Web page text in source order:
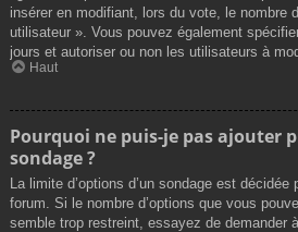
insérer en modifiant, lors du vote, le nombre
utilisateur ». Vous pouvez également
jours et autoriser ou non les utilisateurs à
Haut
Pourquoi ne puis-je pas ajouter
sondage ?
La limite d’options d’un sondage est
forum. Si le nombre d’options que vous
semble trop restreint, essayez de demander